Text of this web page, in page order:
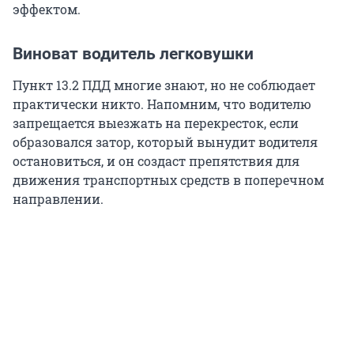
эффектом.
Виноват водитель легковушки
Пункт 13.2 ПДД многие знают, но не соблюдает
практически никто. Напомним, что водителю
запрещается выезжать на перекресток, если
образовался затор, который вынудит водителя
остановиться, и он создаст препятствия для
движения транспортных средств в поперечном
направлении.